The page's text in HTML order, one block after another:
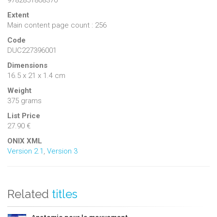
Extent
Main content page count : 256
Code
DUC227396001
Dimensions
16.5 x 21 x 1.4 cm
Weight
375 grams
List Price
27.90 €
ONIX XML
Version 2.1 , Version 3
Related titles